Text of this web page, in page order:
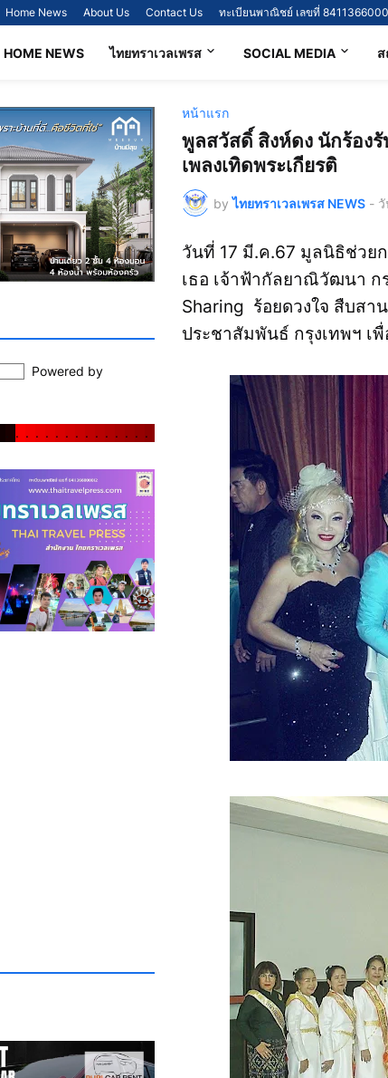
Home News About Us Contact Us ทะเบียนพาณิชย์ เลขที่
HOME NEWS ไทยทราเวลเพรส SOCIAL MEDIA ส
หน้าแรก
พูลสวัสดิ์ สิงห์ดง นักร้อง
เพลงเทิดพระเกียรติ
by ไทยทราเวลเพรส NEWS -
วันที่ 17 มี.ค.67 มูลนิธิช่วย
เธอ เจ้าฟ้ากัลยาณิวัฒนา ก
Sharing ร้อยดวงใจ สืบส
ประชาสัมพันธ์ กรุงเทพฯ เ
Powered by
. . . . . . . . . . . . . .